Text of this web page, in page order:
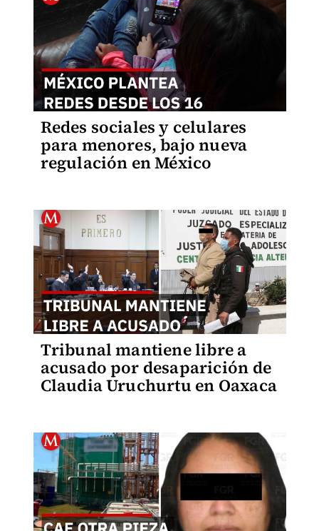
Redes sociales y celulares
para menores, bajo nueva
regulación en México
Tribunal mantiene libre a
acusado por desaparición de
Claudia Uruchurtu en Oaxaca